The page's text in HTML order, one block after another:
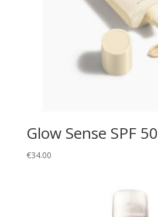
Glow Sense SPF 50
€34.00